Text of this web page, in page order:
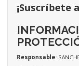
¡Suscríbete
Responsable: